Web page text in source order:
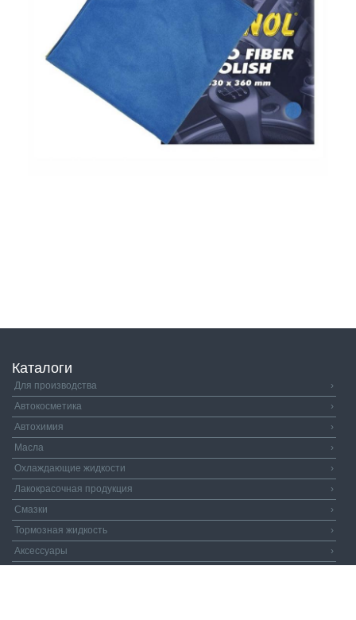
Каталоги
Для производства
›
Автокосметика
›
Автохимия
›
Масла
›
Охлаждающие жидкости
›
Лакокрасочная продукция
›
Смазки
›
Тормозная жидкость
›
Аксессуары
›